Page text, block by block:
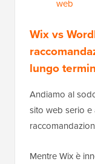
web
Wix vs
lungo
Andiamo al
sito web serio e
Mentre Wix è